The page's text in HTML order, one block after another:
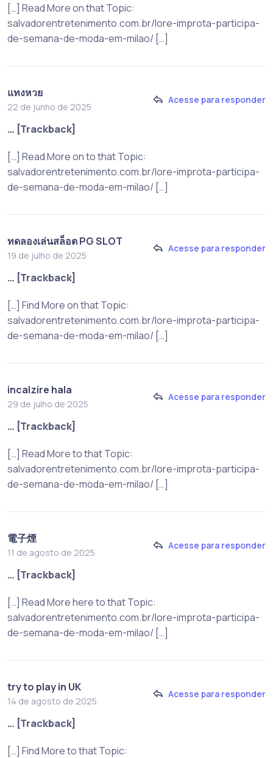
[…] Read More on that Topic:
salvadorentretenimento.com.br/lore-improta-participa-
de-semana-de-moda-em-milao/ […]
แทงหวย
22 de junho de 2025
Acesse para responder
… [Trackback]
[…] Read More on to that Topic:
salvadorentretenimento.com.br/lore-improta-participa-
de-semana-de-moda-em-milao/ […]
ทดลองเล่นสล็อต PG SLOT
19 de julho de 2025
Acesse para responder
… [Trackback]
[…] Find More on that Topic:
salvadorentretenimento.com.br/lore-improta-participa-
de-semana-de-moda-em-milao/ […]
incalzire hala
29 de julho de 2025
Acesse para responder
… [Trackback]
[…] Read More to that Topic:
salvadorentretenimento.com.br/lore-improta-participa-
de-semana-de-moda-em-milao/ […]
電子煙
11 de agosto de 2025
Acesse para responder
… [Trackback]
[…] Read More here to that Topic:
salvadorentretenimento.com.br/lore-improta-participa-
de-semana-de-moda-em-milao/ […]
try to play in UK
14 de agosto de 2025
Acesse para responder
… [Trackback]
[…] Find More to that Topic: